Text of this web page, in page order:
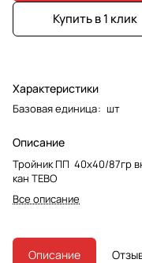
Купить в 1 клик
Характеристики
Базовая единица: шт
Описание
Тройник ПП 40х40/87гр
кан ТЕВО
Все описание
Описание